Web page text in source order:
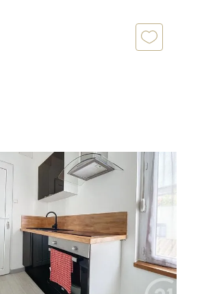
F1 à louer
comprises